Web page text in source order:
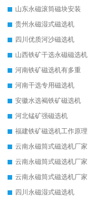
山东永磁滚筒磁块安装
贵州永磁湿式磁选机
四川优质河沙磁选机
山西铁矿干选永磁磁选机
河南铁矿磁选机有多重
河南干选专用磁选机
安徽水选褐铁矿磁选机
河北锰矿强磁选机
福建铁矿磁选机工作原理
云南永磁筒式磁选机厂家
云南永磁筒式磁选机厂家
云南永磁筒式磁选机厂家
四川永磁湿式磁选机